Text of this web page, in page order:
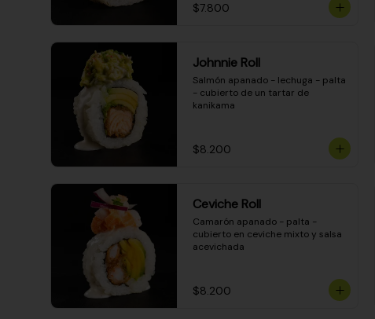
$7.800
Johnnie Roll
Salmón apanado - lechuga - palta
- cubierto de un tartar de
kanikama
$8.200
Ceviche Roll
Camarón apanado - palta -
cubierto en ceviche mixto y salsa
acevichada
$8.200